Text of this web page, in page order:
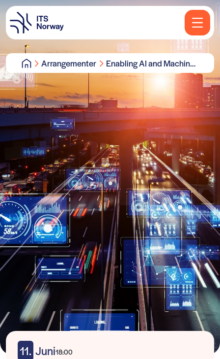
Arrangementer
Enabling AI and Machine
Learning to Address
Transportation
Challenges
11. Juni18:00